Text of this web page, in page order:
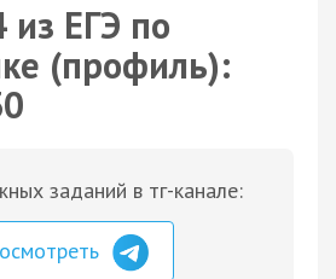
из ЕГЭ по
(профиль):
заданий в тг-канале: